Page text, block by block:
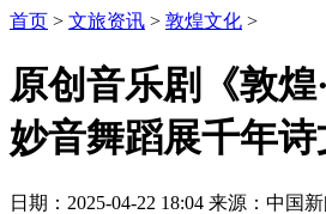
首页 > 文旅资讯 > 敦煌文化 >
原创音乐剧《敦煌
妙音舞蹈展千年
日期：2025-04-22 18:04 来源：中国新